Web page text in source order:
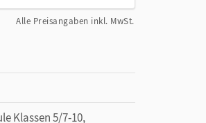
Alle Preisangaben inkl. MwSt.
Klassen 5/7-10,